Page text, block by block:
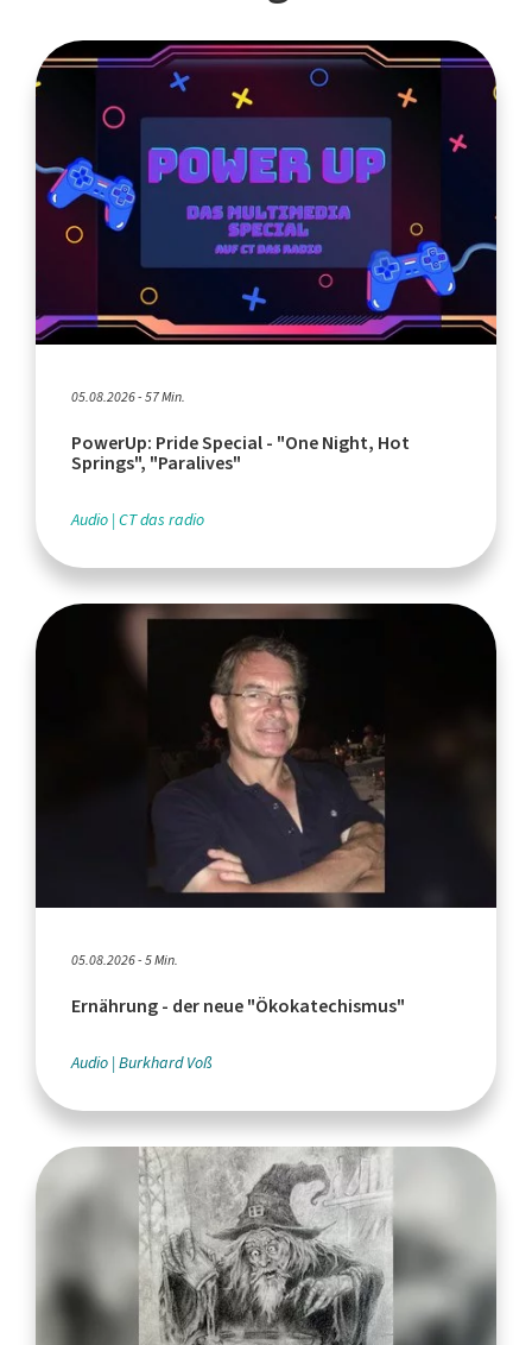
05.08.2026 - 57 Min.
PowerUp: Pride Special - "One Night, Hot
Springs", "Paralives"
Audio CT das radio
05.08.2026 - 5 Min.
Ernährung - der neue "Ökokatechismus"
Audio Burkhard Voß